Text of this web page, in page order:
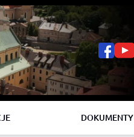
DOKUMENTY